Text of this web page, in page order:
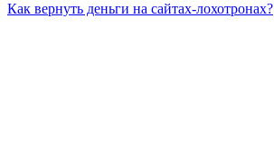
Как вернуть деньги на сайтах-лохотронах?